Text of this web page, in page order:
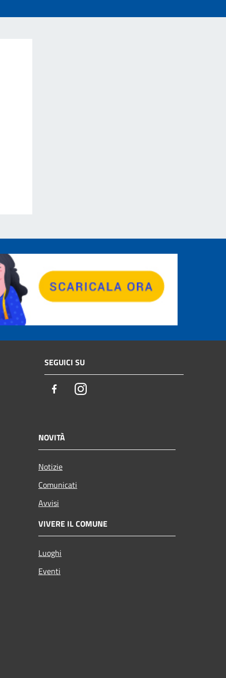
SEGUICI SU
FacebookInstagram
NOVITÀ
Notizie
Comunicati
Avvisi
VIVERE IL COMUNE
Luoghi
Eventi